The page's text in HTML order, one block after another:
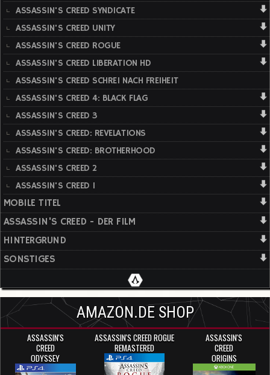
ASSASSIN'S CREED SYNDICATE
ASSASSIN'S CREED UNITY
ASSASSIN'S CREED ROGUE
ASSASSIN'S CREED LIBERATION HD
ASSASSIN'S CREED SCHREI NACH FREIHEIT
ASSASSIN'S CREED 4: BLACK FLAG
ASSASSIN'S CREED 3
ASSASSIN'S CREED: REVELATIONS
ASSASSIN'S CREED: BROTHERHOOD
ASSASSIN'S CREED 2
ASSASSIN'S CREED 1
MOBILE TITEL
ASSASSIN'S CREED - DER FILM
HINTERGRUND
SONSTIGES
AMAZON.DE SHOP
ASSASSIN'S
CREED
ODYSSEY
ASSASSIN'S CREED ROGUE
REMASTERED
ASSASSIN'S
CREED
ORIGINS